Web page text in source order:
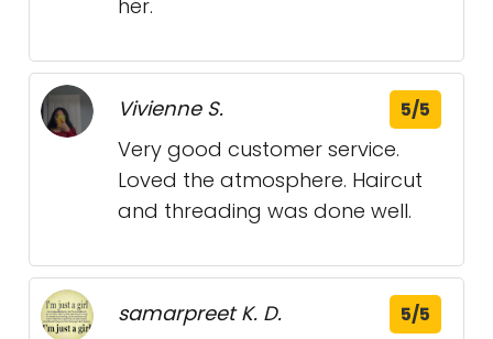
her.
Vivienne S. 5/5
Very good customer service.
Loved the atmosphere. Haircut
and threading was done well.
samarpreet K. D. 5/5